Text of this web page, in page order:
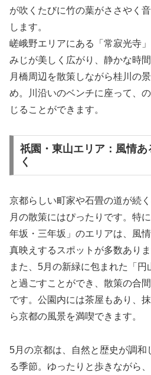
が吹くたびに竹の葉がささやく
します。
嵯峨野エリアにある「常寂光寺
みじが美しく広がり、静かな時
月橋周辺を散策しながら桂川の
め。川沿いのベンチに座って、
じることができます。
祇園・東山エリア：風情
く
京都らしい町家や石畳の道が続
月の散策にはぴったりです。特
年坂・三年坂」のエリアは、風
真映えするスポットが多数ありま
また、5月の新緑に包まれた「円
と過ごすことができ、散策の合
です。公園内には茶屋もあり、
ら京都の風景を満喫できます。
5月の京都は、自然と歴史が調和
る季節。ゆったりと歩きながら